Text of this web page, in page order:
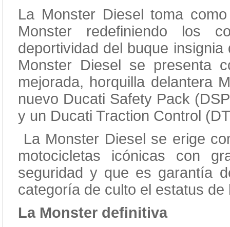
La Monster Diesel toma
Monster redefiniendo los
deportividad del buque
Monster Diesel se presenta
mejorada, horquilla delantera
nuevo Ducati Safety Pack
y un Ducati Traction Control
La Monster Diesel se erige
motocicletas icónicas con
seguridad y que es garantía
categoría de culto el estatus
La Monster definitiva